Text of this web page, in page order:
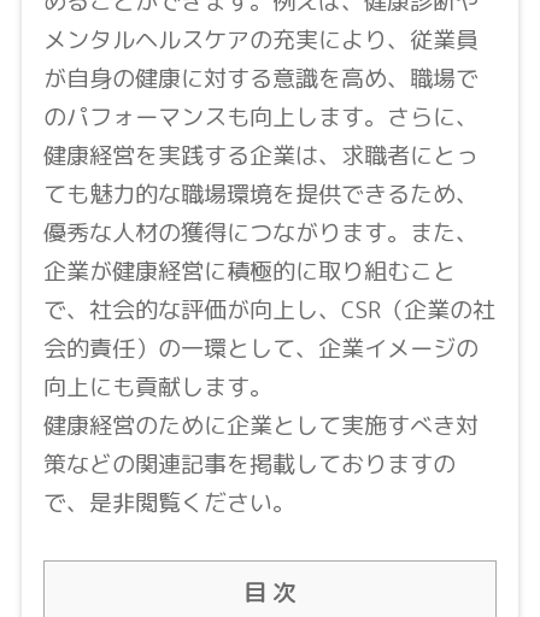
メンタルヘルスケアの充実により、従業員
が自身の健康に対する意識を高め、職場で
のパフォーマンスも向上します。さらに、
健康経営を実践する企業は、求職者にとっ
ても魅力的な職場環境を提供できるため、
優秀な人材の獲得につながります。また、
企業が健康経営に積極的に取り組むこと
で、社会的な評価が向上し、CSR（企業の社
会的責任）の一環として、企業イメージの
向上にも貢献します。
健康経営のために企業として実施すべき対
策などの関連記事を掲載しておりますの
で、是非閲覧ください。
目 次